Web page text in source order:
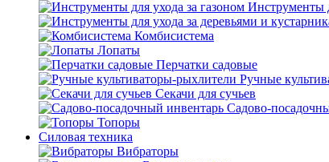
Инструменты
Комбисистема
Лопаты
Перчатки садовые
Ручные
Секачи для сучьев
Садово-
Топоры
Силовая техника
Вибраторы